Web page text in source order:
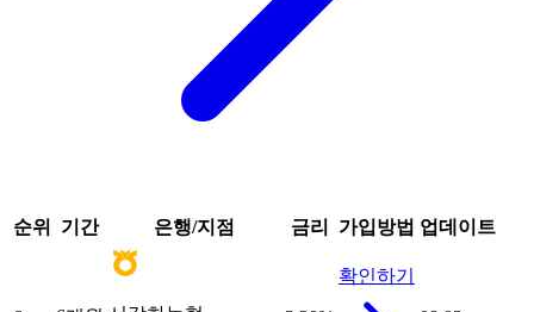
순위 기간 은행/지점 금리 가입방법 업데이트
확인하기